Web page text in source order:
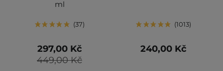
ml
37
449,00 Kč
297,00 Kč
1013
240,00 Kč